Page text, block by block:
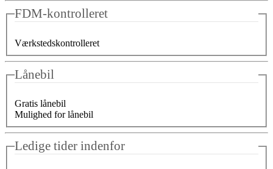
FDM-kontrolleret
Værkstedskontrolleret
Lånebil
Gratis lånebil
Mulighed for lånebil
Ledige tider indenfor